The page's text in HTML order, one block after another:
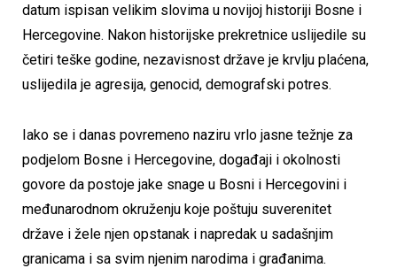
datum ispisan velikim slovima u novijoj historiji Bosne i
Hercegovine. Nakon historijske prekretnice uslijedile su
četiri teške godine, nezavisnost države je krvlju plaćena,
uslijedila je agresija, genocid, demografski potres.
Iako se i danas povremeno naziru vrlo jasne težnje za
podjelom Bosne i Hercegovine, događaji i okolnosti
govore da postoje jake snage u Bosni i Hercegovini i
međunarodnom okruženju koje poštuju suverenitet
države i žele njen opstanak i napredak u sadašnjim
granicama i sa svim njenim narodima i građanima.